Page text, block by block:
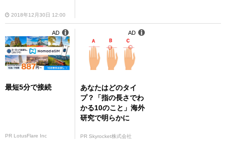
2018年12月30日 12:00
最短5分で接続
PR LotusFlare Inc
AD
あなたはどのタイ
プ？「指の長さでわ
かる10のこと」海外
研究で明らかに
PR Skyrocket株式会社
AD